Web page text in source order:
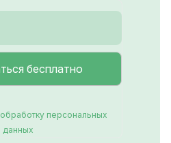
обработку персональных
данных